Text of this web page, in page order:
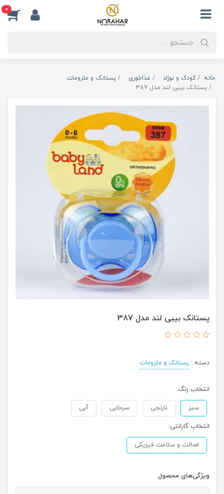
0
خانه کودک و نوزاد غذاخوری
پستانک و ملزومات
پستانک بیبی لند مدل 387
پستانک بیبی لند مدل 387
دسته : پستانک و ملزومات
انتخاب رنگ:
سبز نارنجی سرخابی آبی
انتخاب گارانتی:
اصالت و سلامت فیزیکی
ویژگی‌های محصول